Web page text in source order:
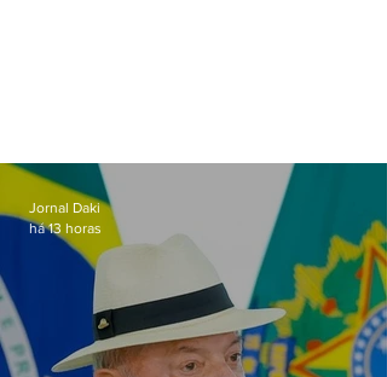
Jornal Daki
há 13 horas